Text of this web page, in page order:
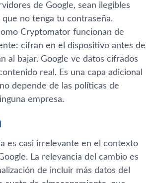
de Google, sean ilegibles
que no tenga tu contraseña.
Cryptomator funcionan de
cifran en el dispositivo antes de
al bajar. Google ve datos cifrados
real. Es una capa adicional
depende de las políticas de
empresa.
es casi irrelevante en el contexto
La relevancia del cambio es
de incluir más datos del